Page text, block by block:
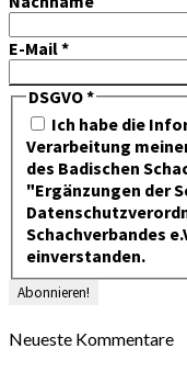
E-Mail*
DSGVO*
Ich habe die
Verarbeitung
des Badischen
"Ergänzungen der
Schachverbandes
einverstanden.
Neueste Kommentare